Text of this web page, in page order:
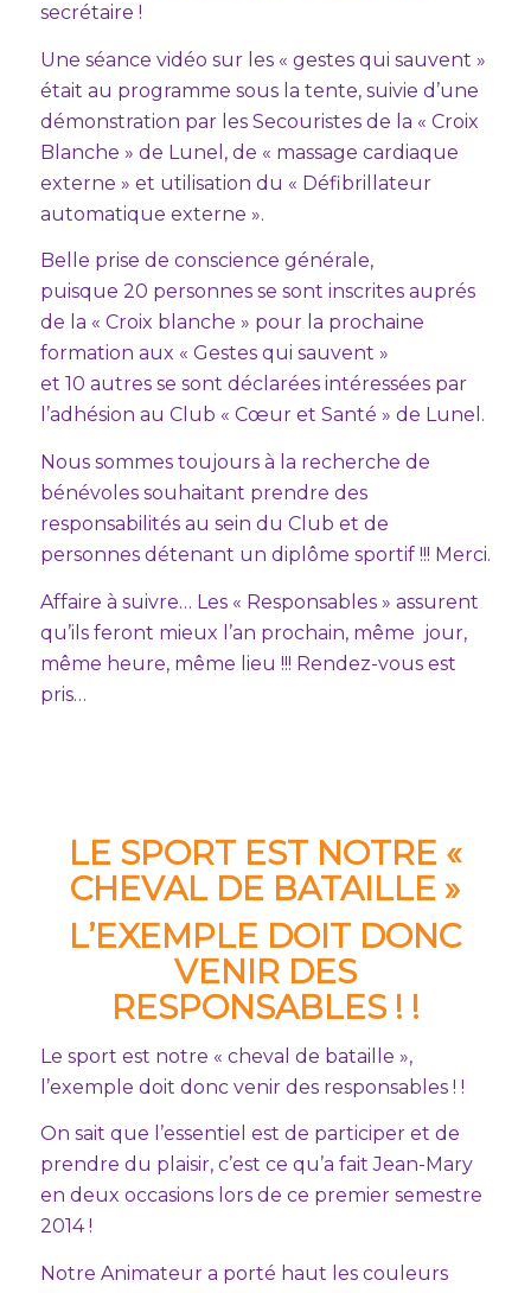
secrétaire !
Une séance vidéo sur les « gestes qui sauvent »
était au programme sous la tente, suivie d’une
démonstration par les Secouristes de la « Croix
Blanche » de Lunel, de « massage cardiaque
externe » et utilisation du « Défibrillateur
automatique externe ».
Belle prise de conscience générale,
puisque 20 personnes se sont inscrites auprés
de la « Croix blanche » pour la prochaine
formation aux « Gestes qui sauvent »
et 10 autres se sont déclarées intéressées par
l’adhésion au Club « Cœur et Santé » de Lunel.
Nous sommes toujours à la recherche de
bénévoles souhaitant prendre des
responsabilités au sein du Club et de
personnes détenant un diplôme sportif !!! Merci.
Affaire à suivre… Les « Responsables » assurent
qu’ils feront mieux l’an prochain, même jour,
même heure, même lieu !!! Rendez-vous est
pris…
LE SPORT EST NOTRE «
CHEVAL DE BATAILLE »
L’EXEMPLE DOIT DONC
VENIR DES
RESPONSABLES ! !
Le sport est notre « cheval de bataille »,
l’exemple doit donc venir des responsables ! !
On sait que l’essentiel est de participer et de
prendre du plaisir, c’est ce qu’a fait Jean-Mary
en deux occasions lors de ce premier semestre
2014 !
Notre Animateur a porté haut les couleurs